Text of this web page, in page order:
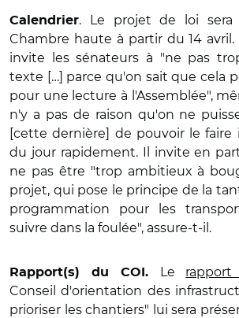
Calendrier. Le projet de loi sera
Chambre haute à partir du 14 avril.
invite les sénateurs à "ne pas
texte […] parce qu'on sait que cela
pour une lecture à l'Assemblée",
n'y a pas de raison qu'on ne
[cette dernière] de pouvoir le faire
du jour rapidement. Il invite en
ne pas être "trop ambitieux à
projet, qui pose le principe de la
programmation pour les
suivre dans la foulée", assure-t-il.
Rapport(s) du COI. Le rapport
Conseil d'orientation des
prioriser les chantiers" lui sera